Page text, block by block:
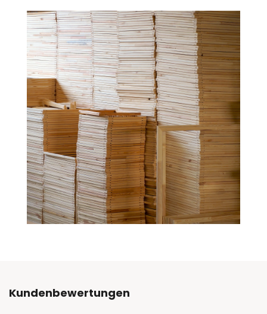
Kundenbewertungen